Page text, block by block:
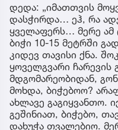
დედა: „იმათთვის
დასჭირდა… ეჰ, რა
ყველაფერს… მერე ამ
ბიჭი 10-15 მეტრში
კიდევ თავისი ქნა.
ყოველგვარი ჩარევის
მდგომარეობიდან,
მოხდა, ბიჭებოო?
ახლავე გაგიყვანთო.
გეშინიათ, ბიჭებო,
დახუჭა თვალებიო.